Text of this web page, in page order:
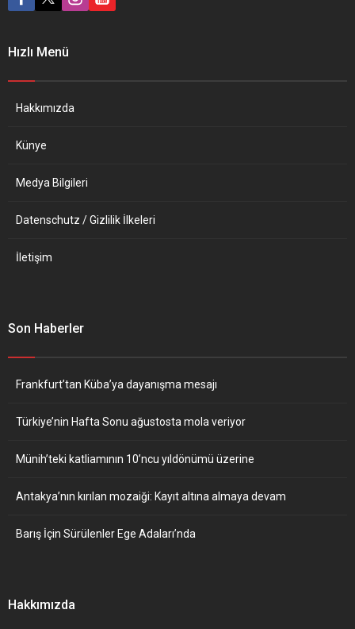
rapor Essen Başkonsolosu
Otomobil Kulübü Derneği
kökenlilerin sorunları ve
Hızlı Menü
Hakkımızda
Künye
Medya Bilgileri
Datenschutz / Gizlilik İlkeleri
İletişim
Son Haberler
Frankfurt’tan Küba’ya dayanışma mesajı
Türkiye’nin Hafta Sonu ağustosta mola veriyor
Münih’teki katliamının 10’ncu yıldönümü üzerine
Antakya’nın kırılan mozaiği: Kayıt altına almaya devam
Barış İçin Sürülenler Ege Adaları’nda
Hakkımızda